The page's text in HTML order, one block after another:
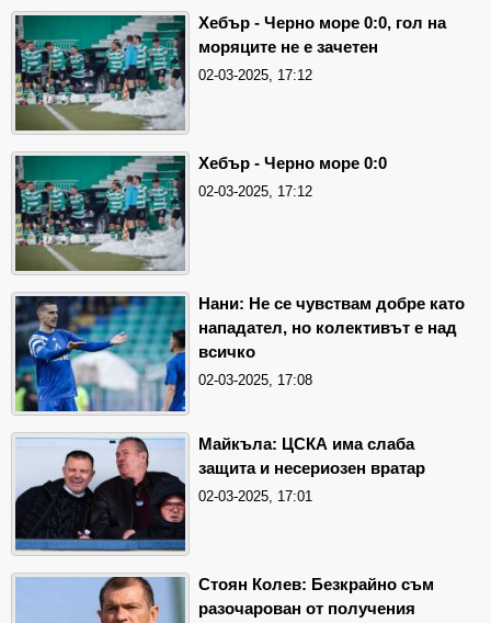
Хебър - Черно море 0:0, гол на
моряците не е зачетен
02-03-2025, 17:12
Хебър - Черно море 0:0
02-03-2025, 17:12
Нани: Не се чувствам добре като
нападател, но колективът е над
всичко
02-03-2025, 17:08
Майкъла: ЦСКА има слаба
защита и несериозен вратар
02-03-2025, 17:01
Стоян Колев: Безкрайно съм
разочарован от получения